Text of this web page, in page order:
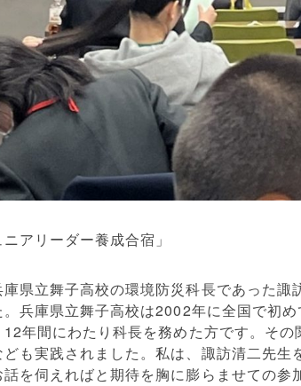
アリーダー養成合宿」
県立舞子高校の環境防災科長であった
兵庫県立舞子高校は2002年に全国で初
年間にわたり科長を務めた方です。そ
も実践されました。私は、諏訪清二先
を伺えればと期待を胸に膨らませての参